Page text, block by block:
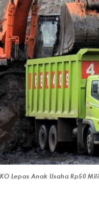
Lepas Anak Usaha Rp50